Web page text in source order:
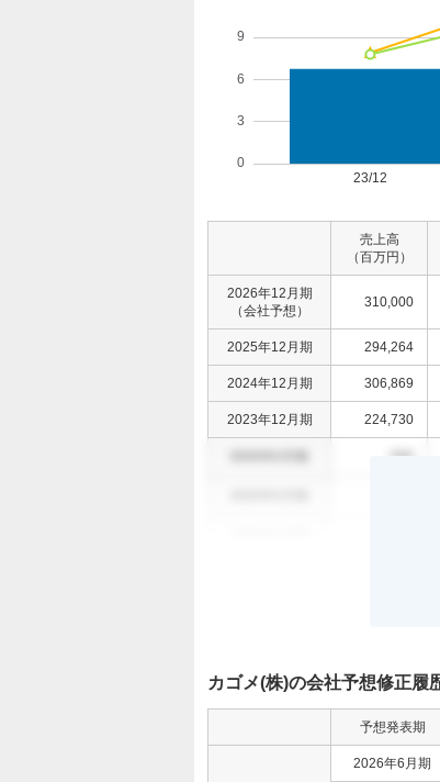
売上高
（百万円）
2026年12月期
（会社予想）
310,000
2025年12月期 294,264
2024年12月期 306,869
2023年12月期 224,730
000
カゴメ(株)の会社予想修正履
予想発表期
2026年6月期